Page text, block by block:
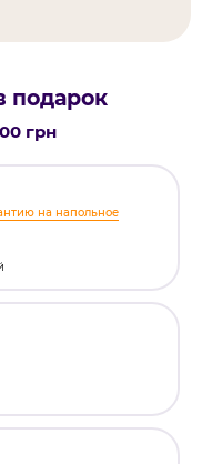
подарок
грн
на напольное